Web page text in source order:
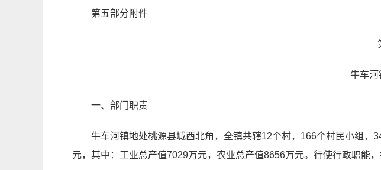
第五部分附件
牛车河
一、部门职责
牛车河镇地处桃源县城西北角，全镇共辖12个村， 166个村民小组，
元，其中：工业总产值7029万元，农业总产值8656万元。行使行政职能